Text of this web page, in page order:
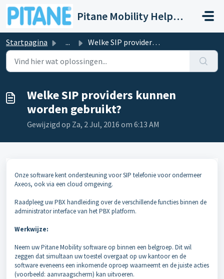
Doorgaan naar hoofdinhoud
Pitane Mobility Help- en Servicedesk
Startpagina ... Welke SIP providers kunnen worden gebruikt?
Welke SIP providers kunnen
worden gebruikt?
Gewijzigd op Za, 2 Jul, 2016 om 6:13 AM
Onze software kent ondersteuning voor SIP telefonie voor ondermeer
Axeos, ook via een cloud omgeving.
Raadpleeg uwPBX handleiding over de verschillende functies binnen de
administratorinterface van het PBX platform.
Werkwijze:
Neem uw Pitane Mobility software op binnen een belgroep. Dit wil
zeggen dat simultaan uw toestel overgaat op uw kantoor en de
software eveneens een inkomende oproep waarneemt en de juiste acties
(voorbeeld: aanvraagscherm) kan uitvoeren.